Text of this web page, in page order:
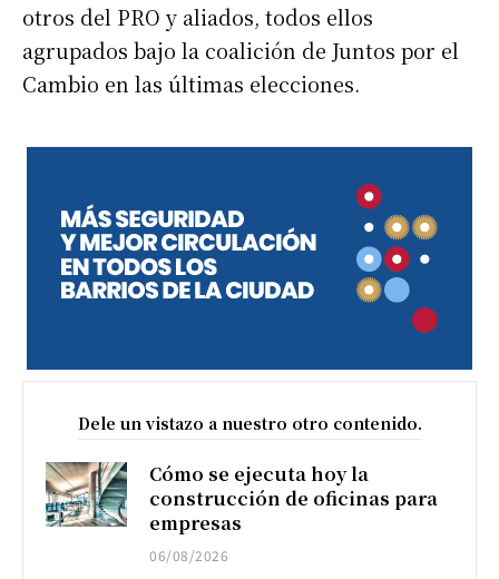
otros del PRO y aliados, todos ellos
agrupados bajo la coalición de Juntos por el
Cambio en las últimas elecciones.
Dele un vistazo a nuestro otro contenido.
Cómo se ejecuta hoy la
construcción de oficinas para
empresas
06/08/2026